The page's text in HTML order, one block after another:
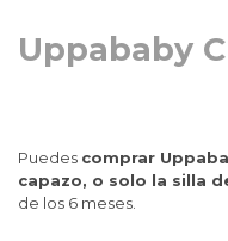
Uppababy
Puedes comprar
capazo, o solo la silla
de los 6 meses.